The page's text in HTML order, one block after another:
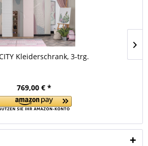
Kleiderschrank, 3-trg.
769,00 € *